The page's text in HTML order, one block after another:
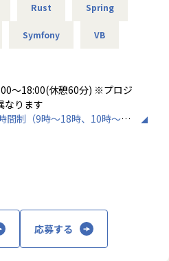
入支援をする案件へアサイ
用監視業務の経験あり
動化）／Python
研究開発／画像認識やデータ
ため変更したい」「新しい分
があれば、その場で新しい案
異動、キャリアチェンジ実績
Rust Spring
Symfony VB
～18:00(休憩60分) ※プロジ
なります
間制（9時～18時、10時～19
： 有（月平均10時間）
応募する